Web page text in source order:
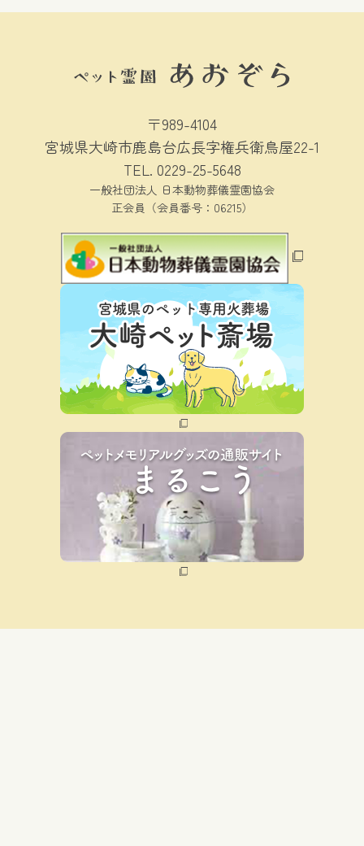
〒989-4104
宮城県大崎市鹿島台広長字権兵衛鳥屋22-1
TEL. 0229-25-5648
一般社団法人 日本動物葬儀霊園協会
正会員（会員番号：06215）